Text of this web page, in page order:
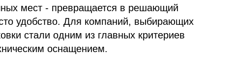
мест - превращается в решающий
удобство. Для компаний, выбирающих
стали одним из главных критериев
оснащением.​